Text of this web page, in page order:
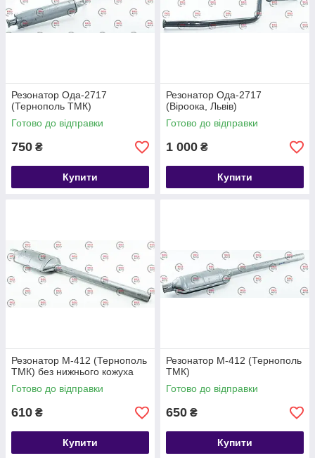
Резонатор Ода-2717
(Тернополь ТМК)
Готово до відправки
750 ₴
Купити
Резонатор Ода-2717
(Віроока, Львів)
Готово до відправки
1 000 ₴
Купити
Резонатор М-412 (Тернополь
ТМК) без нижнього кожуха
Готово до відправки
610 ₴
Купити
Резонатор М-412 (Тернополь
ТМК)
Готово до відправки
650 ₴
Купити